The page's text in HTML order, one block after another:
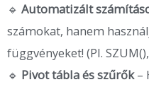
🔹 Automatizált
számokat, hanem
függvényeket! (Pl.
🔹 Pivot tábla és szűrők–